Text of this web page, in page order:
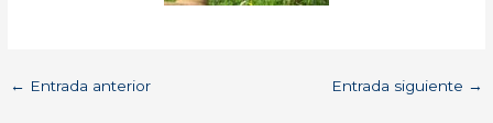
← Entrada anterior Entrada siguiente →